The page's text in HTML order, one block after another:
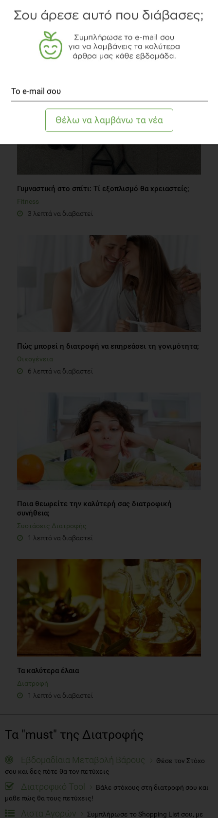
Camping και Διατροφή
Οικογένεια
4 λεπτά να διαβαστεί
Γυμναστική στο σπίτι: Τί εξοπλισμό θα χρειαστείς;
Fitness
3 λεπτά να διαβαστεί
Πώς μπορεί η διατροφή να επηρεάσει τη γονιμότητα;
Οικογένεια
6 λεπτά να διαβαστεί
Ποια θεωρείτε την καλύτερή σας διατροφική
συνήθεια;
Συστάσεις Διατροφής
1 λεπτό να διαβαστεί
Τα καλύτερα έλαια
Διατροφή
1 λεπτό να διαβαστεί
Τα "must" της Διατροφής
Εβδομαδίαια Μεταβολή Βάρους
Θέσε τον Στόχο
σου και δες πότε θα τον πετύχεις
Διατροφικό Tool
Βάλε στόχους στη διατροφή σου και
μάθε πώς θα τους πετύχεις!
Λίστα Αγορών Συμπλήρωσε το Shopping List σου, με